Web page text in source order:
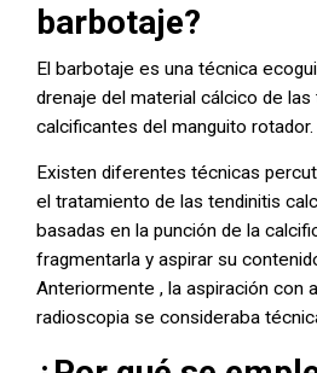
barbotaje?
El barbotaje es una técnica
drenaje del material cálcico de las
calcificantes del manguito rotador.
Existen diferentes técnicas
el tratamiento de las tendinitis
basadas en la punción de la
fragmentarla y aspirar su
Anteriormente , la aspiración con
radioscopia se consideraba